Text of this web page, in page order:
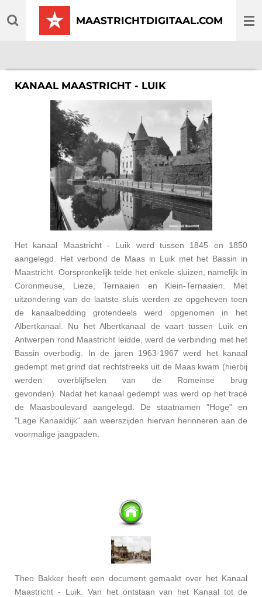
direct
MAASTRICHTDIGITAAL.COM
KANAAL MAASTRICHT - LUIK
Het kanaal Maastricht - Luik werd tussen 1845 en 1850
aangelegd. Het verbond de Maas in Luik met het Bassin in
Maastricht. Oorspronkelijk telde het enkele sluizen, namelijk in
Coronmeuse, Lieze, Ternaaien en Klein-Ternaaien. Met
uitzondering van de laatste sluis werden ze opgeheven toen
de kanaalbedding grotendeels werd opgenomen in het
Albertkanaal. Nu het Albertkanaal de vaart tussen Luik en
Antwerpen rond Maastricht leidde, werd de verbinding met het
Bassin overbodig. In de jaren 1963-1967 werd het kanaal
gedempt met grind dat rechtstreeks uit de Maas kwam (hierbij
werden overblijfselen van de Romeinse brug
gevonden). Nadat het kanaal gedempt was werd op het tracé
de Maasboulevard aangelegd. De staatnamen "Hoge" en
"Lage Kanaaldijk" aan weerszijden hiervan herinneren aan de
voormalige jaagpaden.
Theo Bakker heeft een document gemaakt over het Kanaal
Maastricht - Luik. Van het ontstaan van het Kanaal tot de